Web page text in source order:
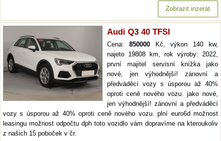
Zobrazit inzerát
Audi Q3 40 TFSI
Cena: 850000Kč, výkon 140 kw,
najeto 19808 km, rok výroby: 2022,
první majitel servisní knížka jako
nové, jen výhodnější! zánovní a
předváděcí vozy s úsporou až 40%
oproti ceně nového vozu. jako nové,
jen výhodnější! zánovní a předváděcí
vozy s úsporou až 40% oproti ceně nového vozu. plní euro6d možnost
leasingu možnost odpočtu dph toto vozidlo vám dopravíme na kteroukoliv
z našich 15 poboček v čr.